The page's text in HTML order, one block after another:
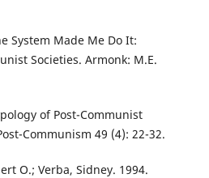
System Made Me Do It:
Societies. Armonk: M.E.
of Post-Communist
Communism 49 (4): 22-32.
O.; Verba, Sidney. 1994.